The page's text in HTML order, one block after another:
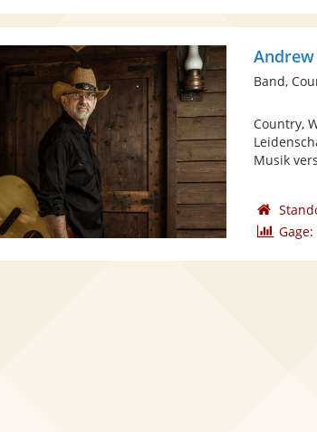
Band,
Country,
Musik
Gage: